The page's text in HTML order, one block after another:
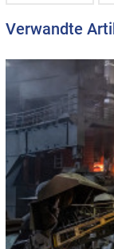
Verwandte